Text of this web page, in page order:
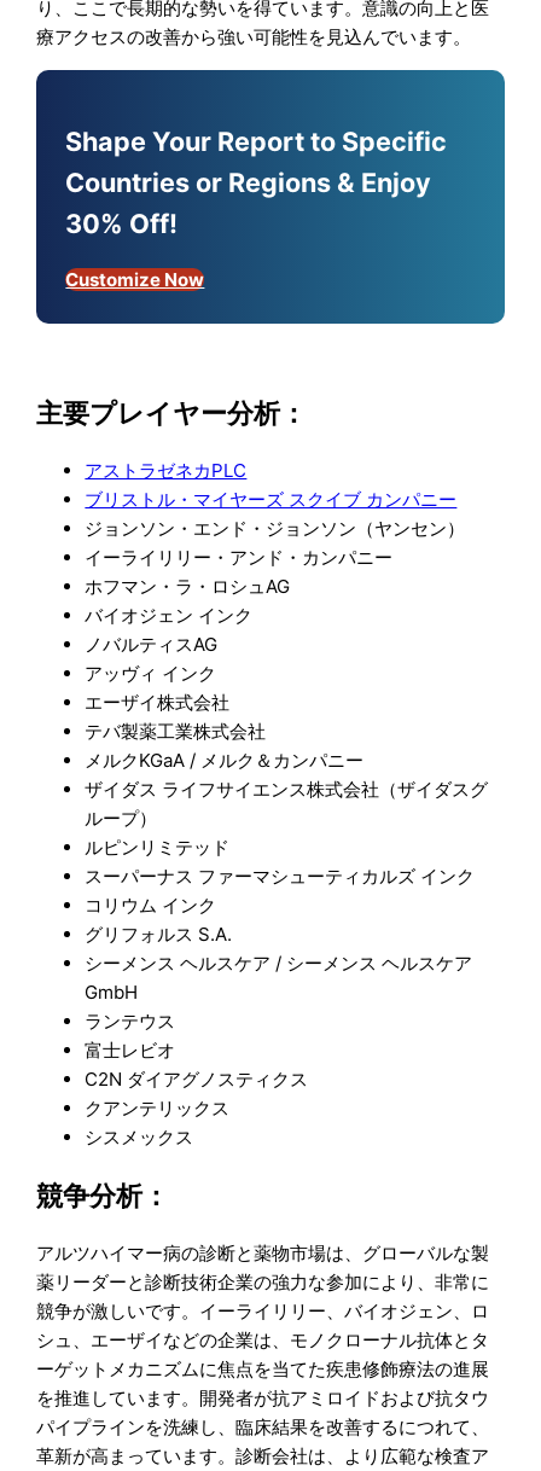
り、ここで長期的な勢いを得ています。意識の向上と医
療アクセスの改善から強い可能性を見込んでいます。
Shape Your Report to Specific
Countries or Regions & Enjoy
30% Off!
Customize Now
主要プレイヤー分析：
アストラゼネカPLC
ブリストル・マイヤーズ スクイブ カンパニー
ジョンソン・エンド・ジョンソン（ヤンセン）
イーライリリー・アンド・カンパニー
ホフマン・ラ・ロシュAG
バイオジェン インク
ノバルティスAG
アッヴィ インク
エーザイ株式会社
テバ製薬工業株式会社
メルクKGaA / メルク＆カンパニー
ザイダス ライフサイエンス株式会社（ザイダスグ
ループ）
ルピンリミテッド
スーパーナス ファーマシューティカルズ インク
コリウム インク
グリフォルス S.A.
シーメンス ヘルスケア / シーメンス ヘルスケア
GmbH
ランテウス
富士レビオ
C2N ダイアグノスティクス
クアンテリックス
シスメックス
競争分析：
アルツハイマー病の診断と薬物市場は、グローバルな製
薬リーダーと診断技術企業の強力な参加により、非常に
競争が激しいです。イーライリリー、バイオジェン、ロ
シュ、エーザイなどの企業は、モノクローナル抗体とタ
ーゲットメカニズムに焦点を当てた疾患修飾療法の進展
を推進しています。開発者が抗アミロイドおよび抗タウ
パイプラインを洗練し、臨床結果を改善するにつれて、
革新が高まっています。診断会社は、より広範な検査ア